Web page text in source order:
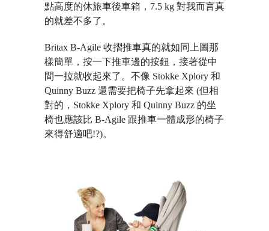
點高度的休旅車後車箱，7.5 kg 對我而言真
的就差不多了。
Britax B-Agile 收摺推車真的就如同上圖那
樣簡單，按一下推車邊的按鈕，接著從中
間一拉就收起來了。不像 Stokke Xplory 和
Quinny Buzz 還需要把椅子先拿起來 (但相
對的，Stokke Xplory 和 Quinny Buzz 的坐
椅也應該比 B-Agile 跟推車一體成形的椅子
來得舒適吧!?)。